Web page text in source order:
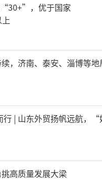
事和顺》68cmx68cm
“30+”，优于国家
，济南、泰安、淄博等
| 山东外贸扬帆远航，
高质量发展大梁